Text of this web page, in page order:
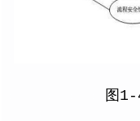
图1-